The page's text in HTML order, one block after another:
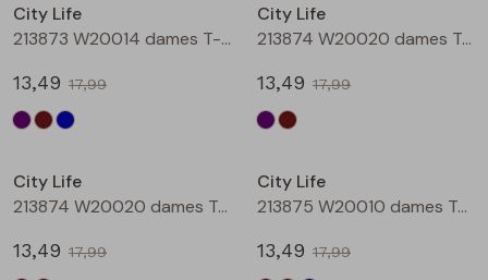
City Life
213873 W20014 dames T-shirt km Petrol
13,49 17,99
City Life
213874 W20020 dames T-shirt km Aubergine
13,49 17,99
City Life
213874 W20020 dames T-shirt km Bruin
13,49 17,99
City Life
213875 W20010 dames T-shirt km Aubergine
13,49 17,99